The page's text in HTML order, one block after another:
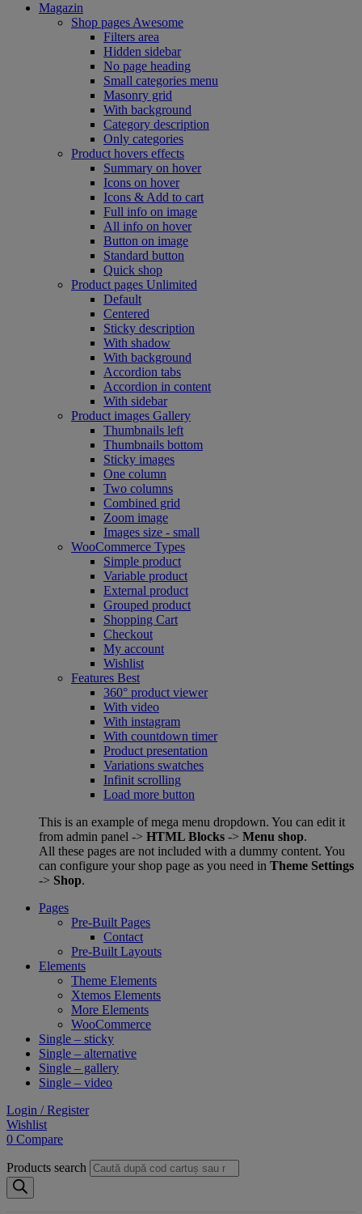
Magazin
Shop pages Awesome
Filters area
Hidden sidebar
No page heading
Small categories menu
Masonry grid
With background
Category description
Only categories
Product hovers effects
Summary on hover
Icons on hover
Icons & Add to cart
Full info on image
All info on hover
Button on image
Standard button
Quick shop
Product pages Unlimited
Default
Centered
Sticky description
With shadow
With background
Accordion tabs
Accordion in content
With sidebar
Product images Gallery
Thumbnails left
Thumbnails bottom
Sticky images
One column
Two columns
Combined grid
Zoom image
Images size - small
WooCommerce Types
Simple product
Variable product
External product
Grouped product
Shopping Cart
Checkout
My account
Wishlist
Features Best
360° product viewer
With video
With instagram
With countdown timer
Product presentation
Variations swatches
Infinit scrolling
Load more button
This is an example of mega menu dropdown. You can edit it
from admin panel -> HTML Blocks -> Menu shop.
All these pages are not included with a dummy content. You
can configure your shop page as you need in Theme Settings
-> Shop.
Pages
Pre-Built Pages
Contact
Pre-Built Layouts
Elements
Theme Elements
Xtemos Elements
More Elements
WooCommerce
Single – sticky
Single – alternative
Single – gallery
Single – video
Login / Register
Wishlist
0 Compare
Products search